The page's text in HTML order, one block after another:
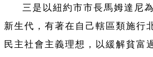
三是以紐約市市長馬姆達尼
新生代，有著在自己轄區類施行
民主社會主義理想，以緩解貧富